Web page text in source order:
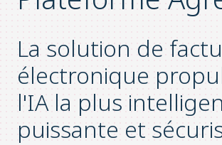
La solution de
électronique
l'IA la plus
puissante et